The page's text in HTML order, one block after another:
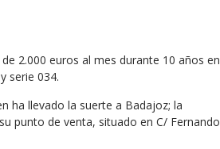
2.000 euros al mes durante 10 años en
serie 034.
ha llevado la suerte a Badajoz; la
punto de venta, situado en C/ Fernando